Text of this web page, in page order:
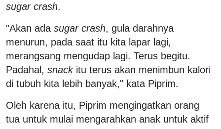
sugar crash.
"Akan ada sugar crash, gula darahnya
menurun, pada saat itu kita lapar lagi,
merangsang mengudap lagi. Terus begitu.
Padahal, snackitu terus akan menimbun kalori
di tubuh kita lebih banyak," kata Piprim.
Oleh karena itu, Piprim mengingatkan orang
tua untuk mulai mengarahkan anak untuk aktif